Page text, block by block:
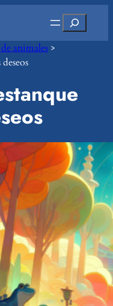
Buscar
animales>